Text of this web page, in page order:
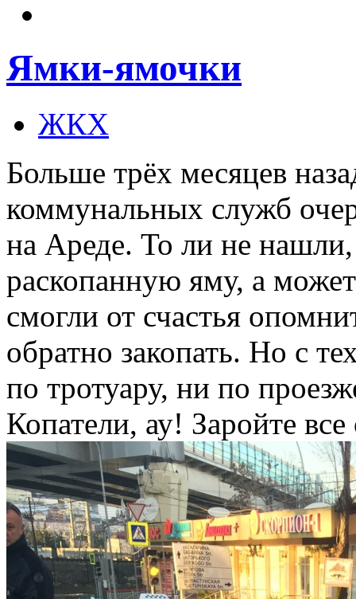
Ямки-ямочки
ЖКХ
Больше трёх месяцев
коммунальных служб
на Ареде. То ли не
раскопанную яму, а
смогли от счастья
обратно закопать. Но с
по тротуару, ни по
Копатели, ау! Заройте